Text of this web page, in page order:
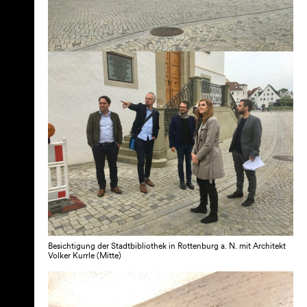
Besichtigung der Stadtbibliothek in Rottenburg a. N. mit Architekt
Volker Kurrle (Mitte)